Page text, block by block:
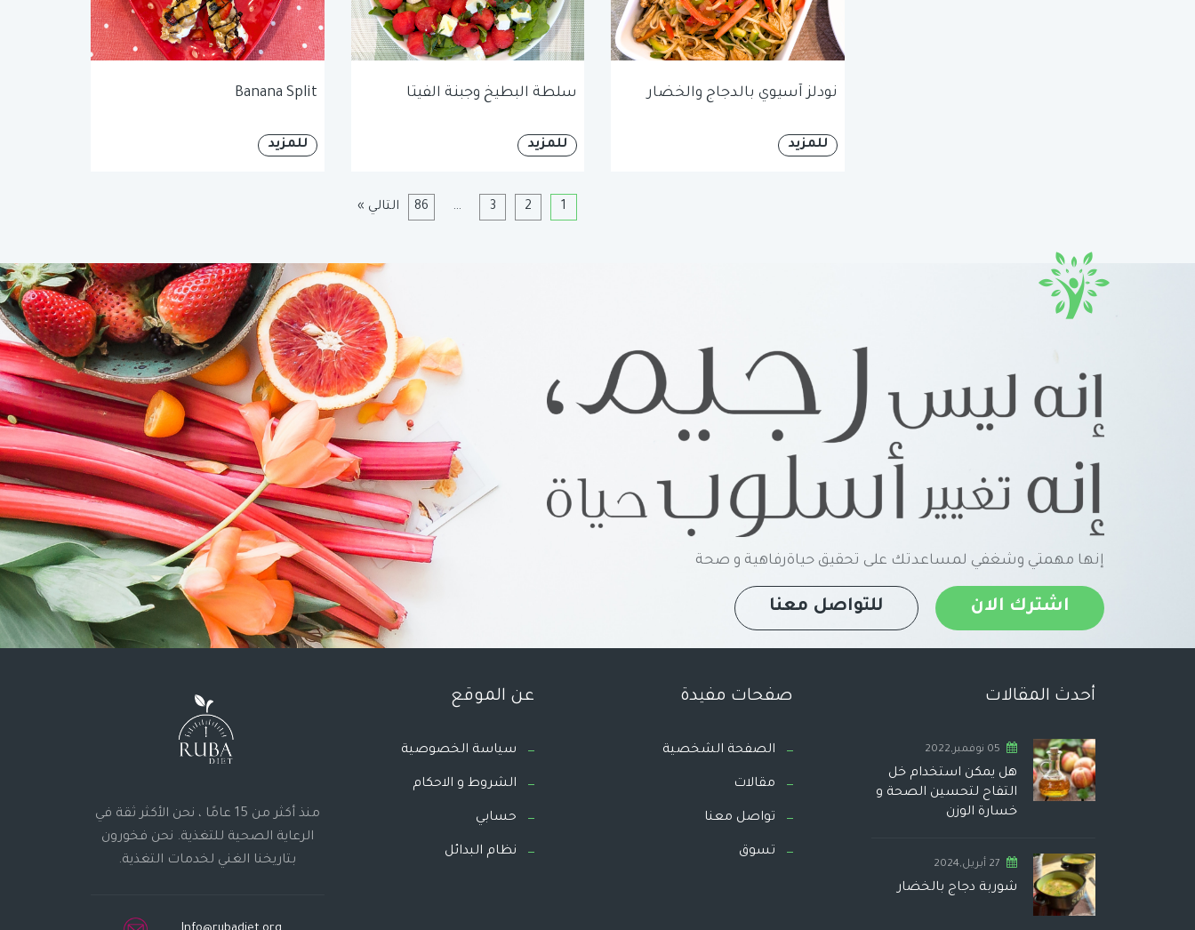
نودلز آسيوي بالدجاج والخضار
للمزيد
سلطة البطيخ وجبنة الفيتا
للمزيد
Banana Split
للمزيد
1
2
3
…
86 التالي »
إنها مهمتي وشغفي لمساعدتك على تحقيق حياةرفاهية و صحة
اشترك الان للتواصل معنا
أحدث المقالات
05 نوفمبر,2022
هل يمكن استخدام خل
التفاح لتحسين الصحة و
خسارة الوزن
27 أبريل,2024
شوربة دجاج بالخضار
صفحات مفيدة
الصفحة الشخصية
مقالات
تواصل معنا
تسوق
عن الموقع
سياسة الخصوصية
الشروط و الاحكام
حسابي
نظام البدائل
منذ أكثر من 15 عامًا ، نحن الأكثر ثقة في
الرعاية الصحية للتغذية. نحن فخورون
بتاريخنا الغني لخدمات التغذية.